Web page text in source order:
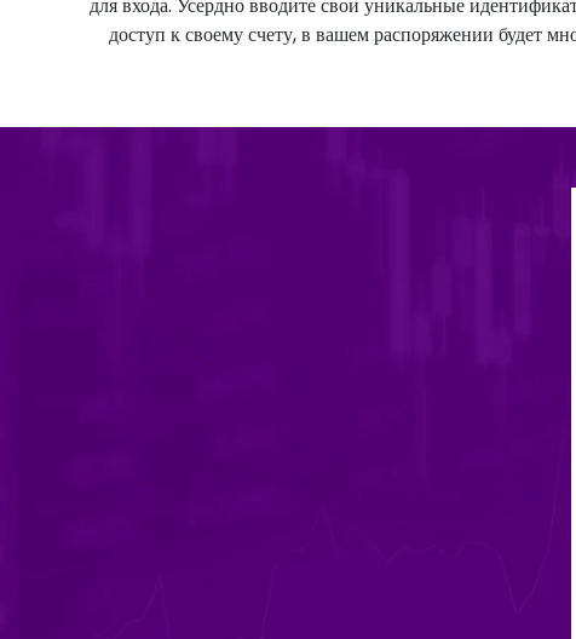
доступ к своему счету, в вашем распоряжении будет